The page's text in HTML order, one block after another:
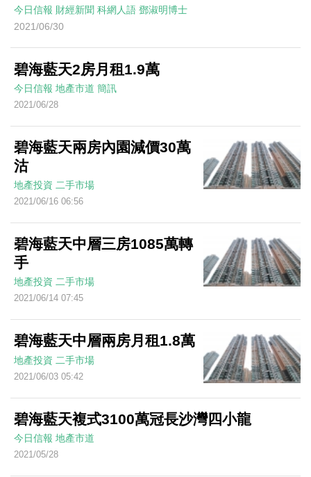
今日信報 財經新聞 科網人語 鄧淑明博士
2021/06/30
碧海藍天2房月租1.9萬
今日信報 地產市道 簡訊
2021/06/28
碧海藍天兩房內園減價30萬
沽
地產投資 二手市場
2021/06/16 06:56
碧海藍天中層三房1085萬轉
手
地產投資 二手市場
2021/06/14 07:45
碧海藍天中層兩房月租1.8萬
地產投資 二手市場
2021/06/03 05:42
碧海藍天複式3100萬冠長沙灣四小龍
今日信報 地產市道
2021/05/28